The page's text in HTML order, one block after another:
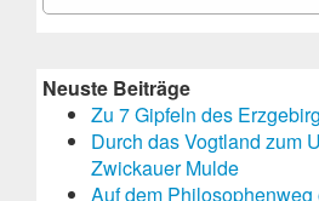
Neuste Beiträge
Zu 7 Gipfeln des
Durch das Vogtland zum
Zwickauer Mulde
Auf dem Philosophenweg